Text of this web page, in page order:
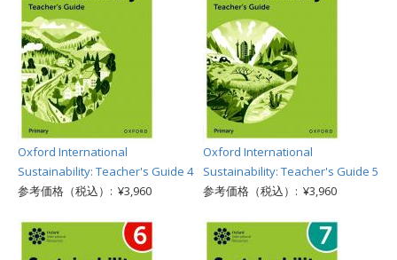
Oxford International
Sustainability: Teacher's Guide 4
参考価格（税込）: ¥3,960
Oxford International
Sustainability: Teacher's Guide 5
参考価格（税込）: ¥3,960